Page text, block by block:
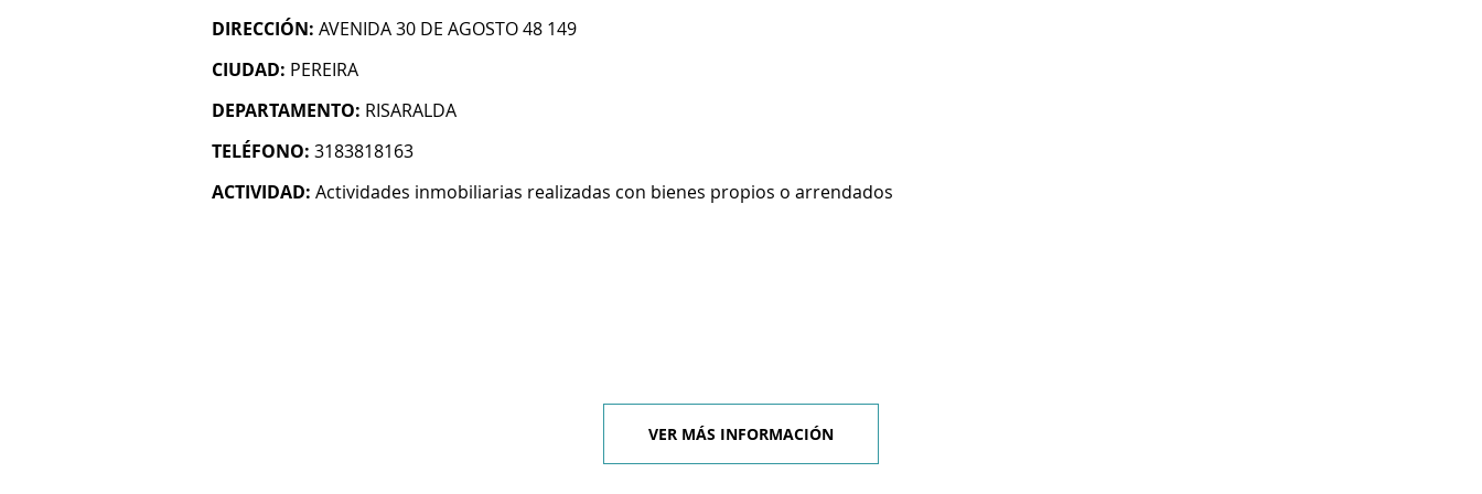
DIRECCIÓN: AVENIDA 30 DE AGOSTO 48 149
CIUDAD: PEREIRA
DEPARTAMENTO: RISARALDA
TELÉFONO: 3183818163
ACTIVIDAD: Actividades inmobiliarias realizadas con bienes propios o arrendados
VER MÁS INFORMACIÓN